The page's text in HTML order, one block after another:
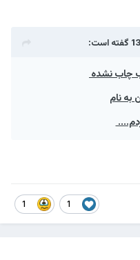
گفته است:
چاب نشده
به نام